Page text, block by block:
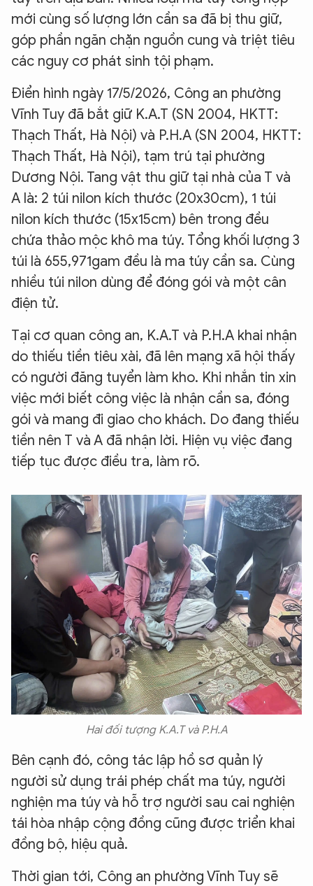
mới cùng số lượng lớn cần sa đã bị thu giữ,
góp phần ngăn chặn nguồn cung và triệt tiêu
các nguy cơ phát sinh tội phạm.
Điển hình ngày 17/5/2026, Công an phường
Vĩnh Tuy đã bắt giữ K.A.T (SN 2004, HKTT:
Thạch Thất, Hà Nội) và P.H.A (SN 2004, HKTT:
Thạch Thất, Hà Nội), tạm trú tại phường
Dương Nội. Tang vật thu giữ tại nhà của T và
A là: 2 túi nilon kích thước (20x30cm), 1 túi
nilon kích thước (15x15cm) bên trong đều
chứa thảo mộc khô ma túy. Tổng khối lượng 3
túi là 655,971gam đều là ma túy cần sa. Cùng
nhiều túi nilon dùng để đóng gói và một cân
điện tử.
Tại cơ quan công an, K.A.T và P.H.A khai nhận
do thiếu tiền tiêu xài, đã lên mạng xã hội thấy
có người đăng tuyển làm kho. Khi nhắn tin xin
việc mới biết công việc là nhận cần sa, đóng
gói và mang đi giao cho khách. Do đang thiếu
tiền nên T và A đã nhận lời. Hiện vụ việc đang
tiếp tục được điều tra, làm rõ.
Hai đối tượng K.A.T và P.H.A
Bên cạnh đó, công tác lập hồ sơ quản lý
người sử dụng trái phép chất ma túy, người
nghiện ma túy và hỗ trợ người sau cai nghiện
tái hòa nhập cộng đồng cũng được triển khai
đồng bộ, hiệu quả.
Thời gian tới, Công an phường Vĩnh Tuy sẽ